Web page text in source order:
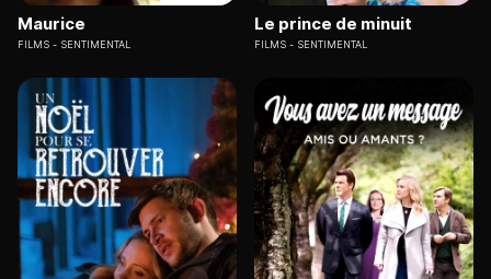
Maurice
FILMS SENTIMENTAL
Le prince de minuit
FILMS SENTIMENTAL